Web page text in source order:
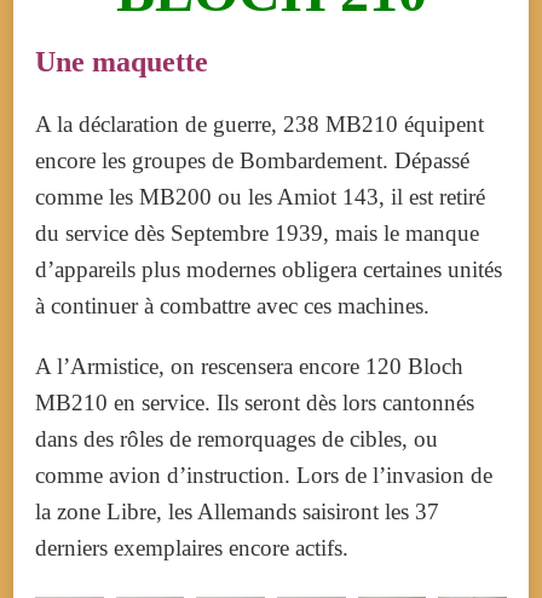
Une maquette
A la déclaration de guerre, 238 MB210 équipent
encore les groupes de Bombardement. Dépassé
comme les MB200 ou les Amiot 143, il est retiré
du service dès Septembre 1939, mais le manque
d’appareils plus modernes obligera certaines unités
à continuer à combattre avec ces machines.
A l’Armistice, on rescensera encore 120 Bloch
MB210 en service. Ils seront dès lors cantonnés
dans des rôles de remorquages de cibles, ou
comme avion d’instruction. Lors de l’invasion de
la zone Libre, les Allemands saisiront les 37
derniers exemplaires encore actifs.